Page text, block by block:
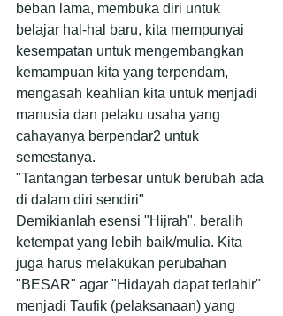
beban lama, membuka diri untuk
belajar hal-hal baru, kita mempunyai
kesempatan untuk mengembangkan
kemampuan kita yang terpendam,
mengasah keahlian kita untuk menjadi
manusia dan pelaku usaha yang
cahayanya berpendar2 untuk
semestanya.
"Tantangan terbesar untuk berubah ada
di dalam diri sendiri"
Demikianlah esensi "Hijrah", beralih
ketempat yang lebih baik/mulia. Kita
juga harus melakukan perubahan
"BESAR" agar "Hidayah dapat terlahir"
menjadi Taufik (pelaksanaan) yang